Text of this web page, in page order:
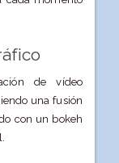
de vídeo
una fusión
con un bokeh